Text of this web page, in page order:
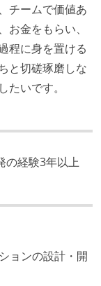
チームで価値あ
金をもらい、
程に身を置ける
と切磋琢磨しな
いです。
の経験3年以上
ョンの設計・開